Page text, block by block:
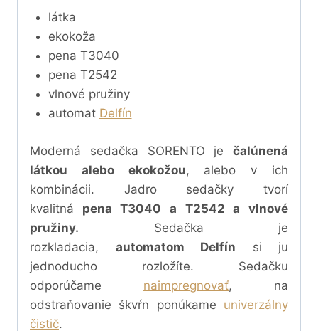
látka
ekokoža
pena T3040
pena T2542
vlnové pružiny
automat Delfín
Moderná sedačka SORENTO je čalúnená
látkou alebo ekokožou, alebo v ich
kombinácii. Jadro sedačky tvorí
kvalitná pena T3040 a T2542 a vlnové
pružiny. Sedačka je
rozkladacia, automatom Delfín si ju
jednoducho rozložíte. Sedačku
odporúčame naimpregnovať, na
odstraňovanie škvŕn ponúkame univerzálny
čistič.